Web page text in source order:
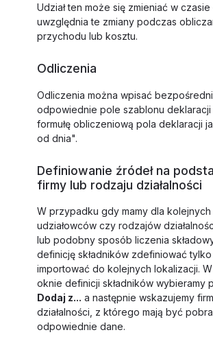
Udział ten może się zmieniać w czasie
uwzględnia te zmiany podczas
przychodu lub kosztu.
Odliczenia
Odliczenia można wpisać
odpowiednie pole szablonu deklaracji
formułę obliczeniową pola deklaracji
od dnia".
Definiowanie źródeł na
firmy lub rodzaju działalności
W przypadku gdy mamy dla kolejnych
udziałowców czy rodzajów
lub podobny sposób liczenia
definicję składników zdefiniować
importować do kolejnych lokalizacji.
oknie definicji składników wybieramy
Dodaj z... a następnie wskazujemy
działalności, z którego mają być
odpowiednie dane.